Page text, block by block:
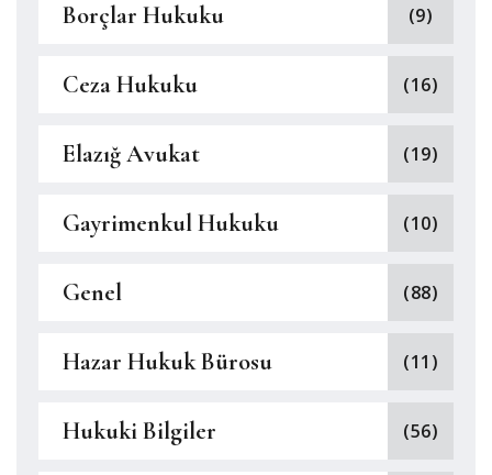
Borçlar Hukuku (9)
Ceza Hukuku (16)
Elazığ Avukat (19)
Gayrimenkul Hukuku (10)
Genel (88)
Hazar Hukuk Bürosu (11)
Hukuki Bilgiler (56)